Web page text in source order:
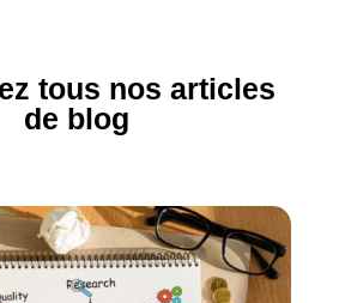
tous nos articles
de blog